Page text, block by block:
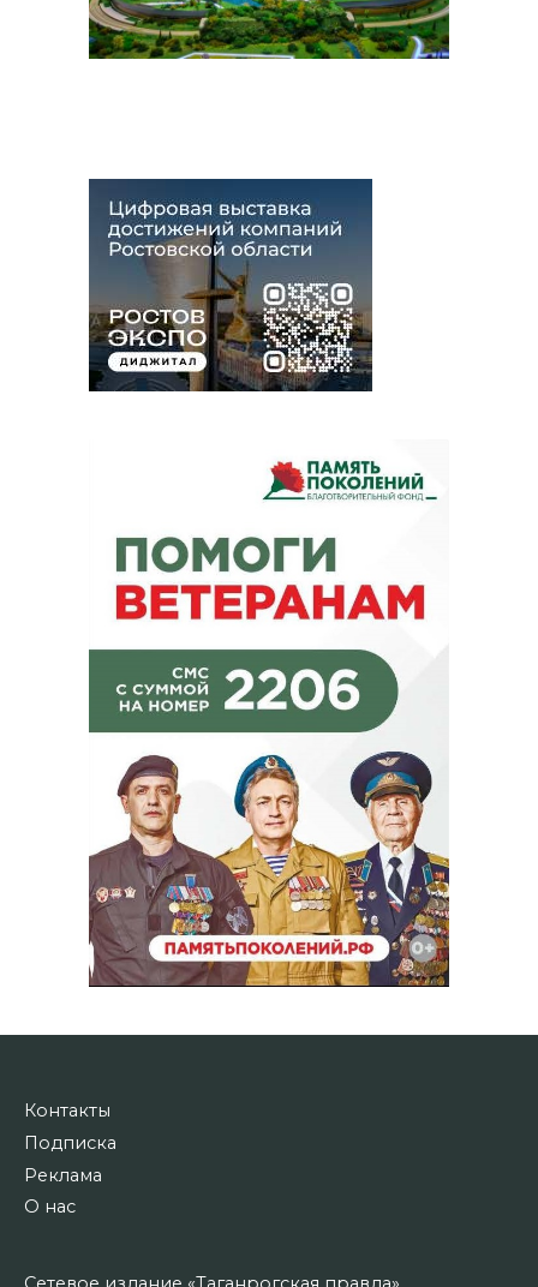
Контакты
Подписка
Реклама
О нас